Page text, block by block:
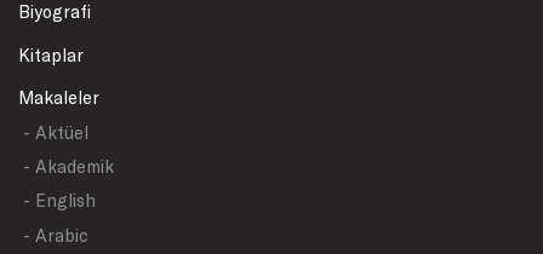
Biyografi
Kitaplar
Makaleler
- Aktüel
- Akademik
- English
- Arabic